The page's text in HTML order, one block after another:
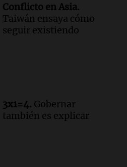
Conflicto en Asia.
Taiwán ensaya cómo
seguir existiendo
3x1=4. Gobernar
también es explicar